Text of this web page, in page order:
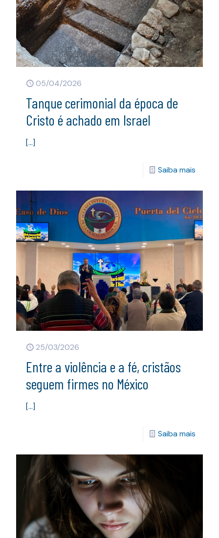
05/04/2026
Tanque cerimonial da época de
Cristo é achado em Israel
[…]
Saiba mais
25/03/2026
Entre a violência e a fé, cristãos
seguem firmes no México
[…]
Saiba mais